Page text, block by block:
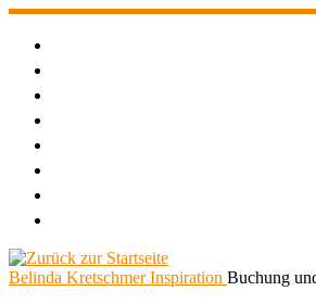
Zum
Belinda Kretschmer Inspiration Buchung